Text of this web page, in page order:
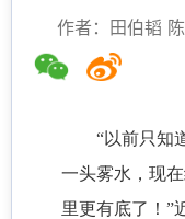
作者：田伯韬
“以前只知
一头雾水，现
里更有底了！”